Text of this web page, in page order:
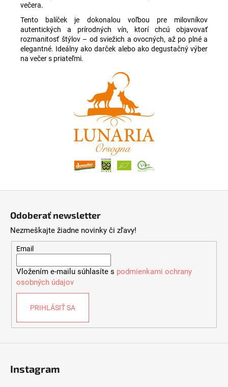
večera.
Tento balíček je dokonalou voľbou pre milovníkov
autentických a prírodných vín, ktorí chcú objavovať
rozmanitosť štýlov – od sviežich a ovocných, až po plné a
elegantné. Ideálny ako darček alebo ako degustačný výber
na večer s priateľmi.
Odoberať newsletter
Nezmeškajte žiadne novinky či zľavy!
Email
Vložením e-mailu súhlasíte s podmienkami ochrany
osobných údajov
PRIHLÁSIŤ SA
Instagram